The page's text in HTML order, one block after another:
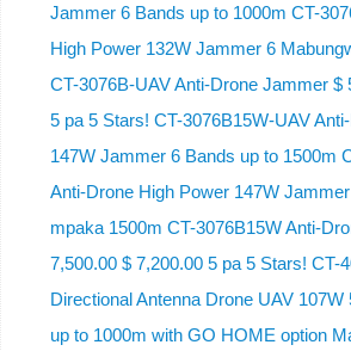
Jammer 6 Bands up to 1000m CT-
High Power 132W Jammer 6
CT-3076B-UAV Anti-Drone Jammer $
5 pa 5 Stars! CT-3076B15W-UAV
147W Jammer 6 Bands up to 1500m
Anti-Drone High Power 147W
mpaka 1500m CT-3076B15W Anti-
7,500.00 $ 7,200.00 5 pa 5 Stars! CT-
Directional Antenna Drone UAV
up to 1000m with GO HOME option